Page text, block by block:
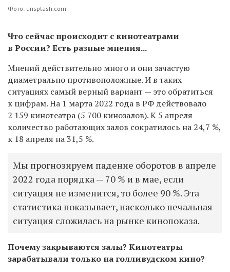
Фото: unsplash.com
Что сейчас происходит с кинотеатрами
в России? Есть разные мнения...
Мнений действительно много и они зачастую
диаметрально противоположные. И в таких
ситуациях самый верный вариант — это обратиться
к цифрам. На 1 марта 2022 года в РФ действовало
2 159 кинотеатра (5 700 кинозалов). К 5 апреля
количество работающих залов сократилось на 24,7 %,
к 18 апреля на 31,5 %.
Мы прогнозируем падение оборотов в апреле
2022 года порядка — 70 % и в мае, если
ситуация не изменится, то более 90 %. Эта
статистика показывает, насколько печальная
ситуация сложилась на рынке кинопоказа.
Почему закрываются залы? Кинотеатры
зарабатывали только на голливудском кино?